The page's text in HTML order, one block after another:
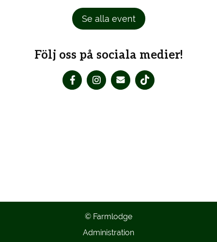
Se alla event
Följ oss på sociala medier!
© Farmlodge
Administration